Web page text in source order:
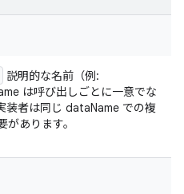
説明的な名前（例:
は呼び出しごとに一意でな
装者は同じ dataName での複
あります。